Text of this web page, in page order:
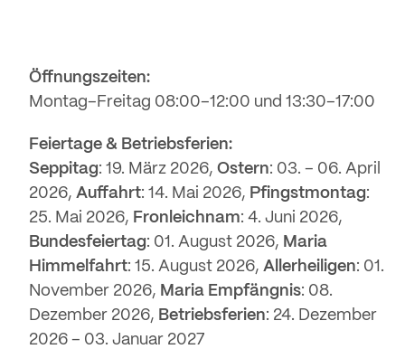
Öffnungszeiten:
Montag–Freitag 08:00–12:00 und 13:30–17:00
Feiertage & Betriebsferien:
Seppitag: 19. März 2026, Ostern: 03. – 06. April
2026, Auffahrt: 14. Mai 2026, Pfingstmontag:
25. Mai 2026, Fronleichnam: 4. Juni 2026,
Bundesfeiertag: 01. August 2026, Maria
Himmelfahrt: 15. August 2026, Allerheiligen: 01.
November 2026, Maria Empfängnis: 08.
Dezember 2026, Betriebsferien: 24. Dezember
2026 – 03. Januar 2027